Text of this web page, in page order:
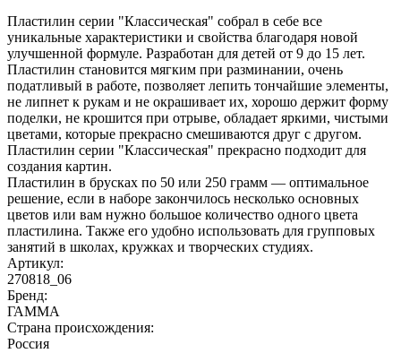
Пластилин серии "Классическая" собрал в себе все
уникальные характеристики и свойства благодаря новой
улучшенной формуле. Разработан для детей от 9 до 15 лет.
Пластилин становится мягким при разминании, очень
податливый в работе, позволяет лепить тончайшие элементы,
не липнет к рукам и не окрашивает их, хорошо держит форму
поделки, не крошится при отрыве, обладает яркими, чистыми
цветами, которые прекрасно смешиваются друг с другом.
Пластилин серии "Классическая" прекрасно подходит для
создания картин.
Пластилин в брусках по 50 или 250 грамм — оптимальное
решение, если в наборе закончилось несколько основных
цветов или вам нужно большое количество одного цвета
пластилина. Также его удобно использовать для групповых
занятий в школах, кружках и творческих студиях.
Артикул:
270818_06
Бренд:
ГАММА
Страна происхождения:
Россия